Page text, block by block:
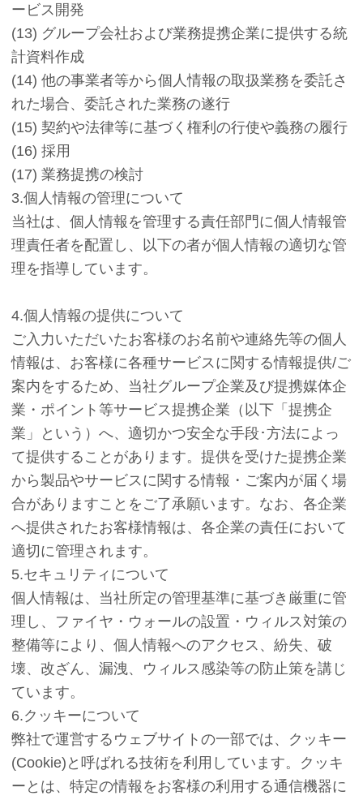
ービス開発
(13) グループ会社および業務提携企業に提供する統
計資料作成
(14) 他の事業者等から個人情報の取扱業務を委託さ
れた場合、委託された業務の遂行
(15) 契約や法律等に基づく権利の行使や義務の履行
(16) 採用
(17) 業務提携の検討
3.個人情報の管理について
当社は、個人情報を管理する責任部門に個人情報管
理責任者を配置し、以下の者が個人情報の適切な管
理を指導しています。
4.個人情報の提供について
ご入力いただいたお客様のお名前や連絡先等の個人
情報は、お客様に各種サービスに関する情報提供/ご
案内をするため、当社グループ企業及び提携媒体企
業・ポイント等サービス提携企業（以下「提携企
業」という）へ、適切かつ安全な手段･方法によっ
て提供することがあります。提供を受けた提携企業
から製品やサービスに関する情報・ご案内が届く場
合がありますことをご了承願います。なお、各企業
へ提供されたお客様情報は、各企業の責任において
適切に管理されます。
5.セキュリティについて
個人情報は、当社所定の管理基準に基づき厳重に管
理し、ファイヤ・ウォールの設置・ウィルス対策の
整備等により、個人情報へのアクセス、紛失、破
壊、改ざん、漏洩、ウィルス感染等の防止策を講じ
ています。
6.クッキーについて
弊社で運営するウェブサイトの一部では、クッキー
(Cookie)と呼ばれる技術を利用しています。クッキ
ーとは、特定の情報をお客様の利用する通信機器に